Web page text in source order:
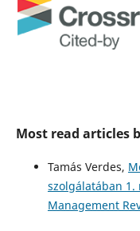
Most read articles
Tamás Verdes,
szolgálatában 1.
Management